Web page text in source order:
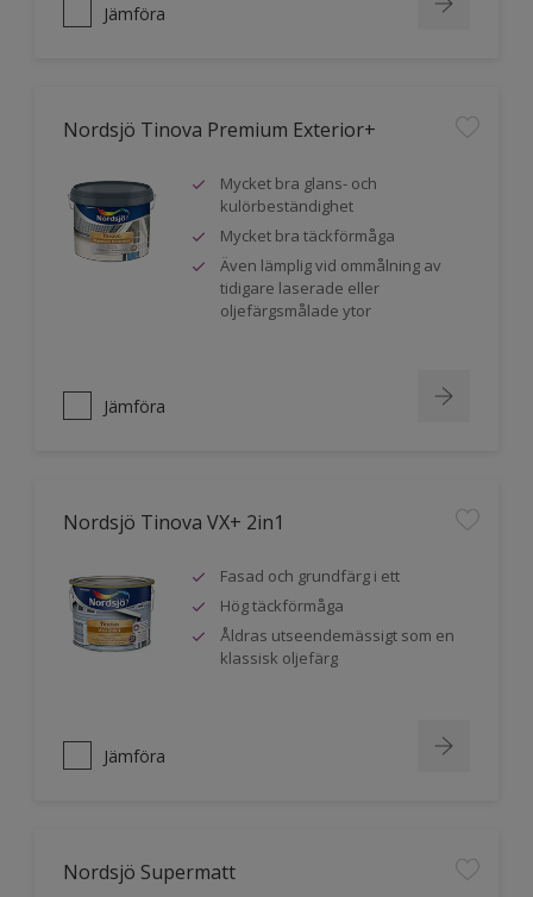
Jämföra
Nordsjö Tinova Premium Exterior+
Mycket bra glans- och
kulörbeständighet
Mycket bra täckförmåga
Även lämplig vid ommålning av
tidigare laserade eller
oljefärgsmålade ytor
Jämföra
Nordsjö Tinova VX+ 2in1
Fasad och grundfärg i ett
Hög täckförmåga
Åldras utseendemässigt som en
klassisk oljefärg
Jämföra
Nordsjö Supermatt